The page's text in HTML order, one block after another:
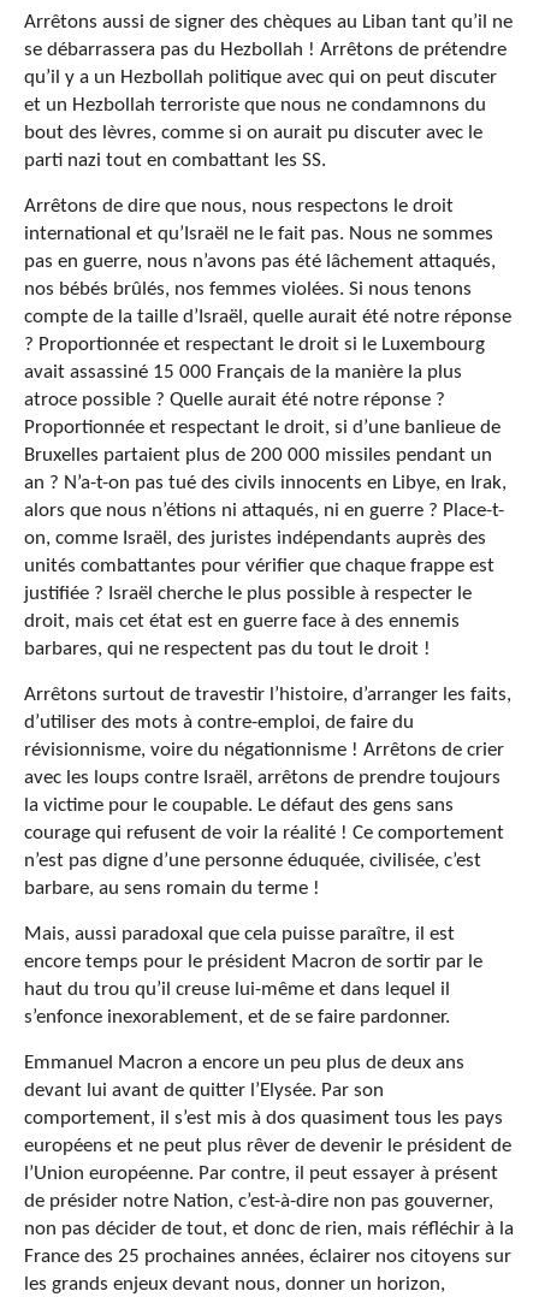
Arrêtons aussi de signer des chèques au Liban tant qu’il ne
se débarrassera pas du Hezbollah ! Arrêtons de prétendre
qu’il y a un Hezbollah politique avec qui on peut discuter
et un Hezbollah terroriste que nous ne condamnons du
bout des lèvres, comme si on aurait pu discuter avec le
parti nazi tout en combattant les SS.
Arrêtons de dire que nous, nous respectons le droit
international et qu’Israël ne le fait pas. Nous ne sommes
pas en guerre, nous n’avons pas été lâchement attaqués,
nos bébés brûlés, nos femmes violées. Si nous tenons
compte de la taille d’Israël, quelle aurait été notre réponse
? Proportionnée et respectant le droit si le Luxembourg
avait assassiné 15 000 Français de la manière la plus
atroce possible ? Quelle aurait été notre réponse ?
Proportionnée et respectant le droit, si d’une banlieue de
Bruxelles partaient plus de 200 000 missiles pendant un
an ? N’a-t-on pas tué des civils innocents en Libye, en Irak,
alors que nous n’étions ni attaqués, ni en guerre ? Place-t-
on, comme Israël, des juristes indépendants auprès des
unités combattantes pour vérifier que chaque frappe est
justifiée ? Israël cherche le plus possible à respecter le
droit, mais cet état est en guerre face à des ennemis
barbares, qui ne respectent pas du tout le droit !
Arrêtons surtout de travestir l’histoire, d’arranger les faits,
d’utiliser des mots à contre-emploi, de faire du
révisionnisme, voire du négationnisme ! Arrêtons de crier
avec les loups contre Israël, arrêtons de prendre toujours
la victime pour le coupable. Le défaut des gens sans
courage qui refusent de voir la réalité ! Ce comportement
n’est pas digne d’une personne éduquée, civilisée, c’est
barbare, au sens romain du terme !
Mais, aussi paradoxal que cela puisse paraître, il est
encore temps pour le président Macron de sortir par le
haut du trou qu’il creuse lui-même et dans lequel il
s’enfonce inexorablement, et de se faire pardonner.
Emmanuel Macron a encore un peu plus de deux ans
devant lui avant de quitter l’Elysée. Par son
comportement, il s’est mis à dos quasiment tous les pays
européens et ne peut plus rêver de devenir le président de
l’Union européenne. Par contre, il peut essayer à présent
de présider notre Nation, c’est-à-dire non pas gouverner,
non pas décider de tout, et donc de rien, mais réfléchir à la
France des 25 prochaines années, éclairer nos citoyens sur
les grands enjeux devant nous, donner un horizon,